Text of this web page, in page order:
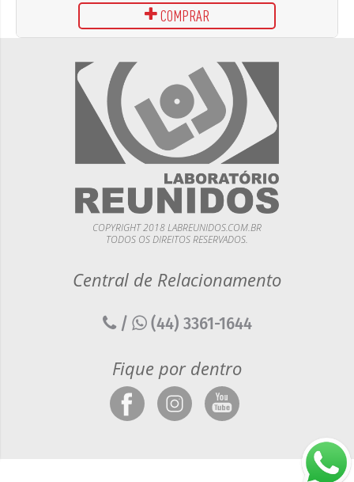
COMPRAR
COPYRIGHT 2018 LABREUNIDOS.COM.BR
TODOS OS DIREITOS RESERVADOS.
Central de Relacionamento
/ (44) 3361-1644
Fique por dentro